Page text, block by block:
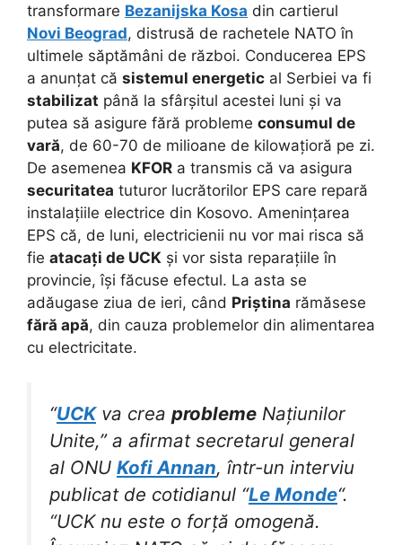
transformare Bezanijska Kosa din cartierul
Novi Beograd, distrusă de rachetele NATO în
ultimele săptămâni de război. Conducerea EPS
a anunțat că sistemul energetic al Serbiei va fi
stabilizat până la sfârșitul acestei luni și va
putea să asigure fără probleme consumul de
vară, de 60-70 de milioane de kilowațioră pe zi.
De asemenea KFOR a transmis că va asigura
securitatea tuturor lucrătorilor EPS care repară
instalațiile electrice din Kosovo. Amenințarea
EPS că, de luni, electricienii nu vor mai risca să
fie atacați de UCK și vor sista reparațiile în
provincie, își făcuse efectul. La asta se
adăugase ziua de ieri, când Priștina rămăsese
fără apă, din cauza problemelor din alimentarea
cu electricitate.
“UCKva crea probleme Națiunilor
Unite,” a afirmat secretarul general
al ONU Kofi Annan, într-un interviu
publicat de cotidianul “Le Monde“.
“UCK nu este o forță omogenă.